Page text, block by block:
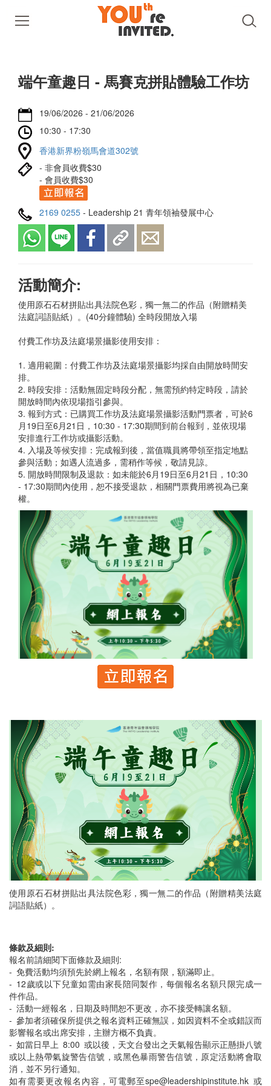
端午童趣日 - 馬賽克拼貼體驗工作坊
19/06/2026 - 21/06/2026
10:30 - 17:30
香港新界粉嶺馬會道302號
- 非會員收費$30
- 會員收費$30
2169 0255 - Leadership 21 青年領袖發展中心
活動簡介:
使用原石石材拼貼出具法院色彩，獨一無二的作品（附贈精美
法庭詞語貼紙）。(40分鐘體驗) 全時段開放入場
付費工作坊及法庭場景攝影使用安排：
1. 適用範圍：付費工作坊及法庭場景攝影均採自由開放時間安
排。
2. 時段安排：活動無固定時段分配，無需預約特定時段，請於
開放時間內依現場指引參與。
3. 報到方式：已購買工作坊及法庭場景攝影活動門票者，可於6
月19日至6月21日，10:30 - 17:30期間到前台報到，並依現場
安排進行工作坊或攝影活動。
4. 入場及等候安排：完成報到後，當值職員將帶領至指定地點
參與活動；如遇人流過多，需稍作等候，敬請見諒。
5. 開放時間限制及退款：如未能於6月19日至6月21日，10:30
- 17:30期間內使用，恕不接受退款，相關門票費用將視為已棄
權。
使用原石石材拼貼出具法院色彩，獨一無二的作品（附贈精美法庭
詞語貼紙）。
條款及細則:
報名前請細閱下面條款及細則:
- 免費活動均須預先於網上報名，名額有限，額滿即止。
- ⁠12歲或以下兒童如需由家長陪同製作，每個報名名額只限完成一
件作品。
- 活動一經報名，日期及時間恕不更改，亦不接受轉讓名額。
-⁠ 參加者須確保所提供之報名資料正確無誤，如因資料不全或錯誤而
影響報名或出席安排，主辦方概不負責。
- ⁠如當日早上 8:00 或以後，天文台發出之天氣報告顯示正懸掛八號
或以上熱帶氣旋警告信號，或黑色暴雨警告信號，原定活動將會取
消，並不另行通知。
如有需要更改報名內容，可電郵至spe@leadershipinstitute.hk 或